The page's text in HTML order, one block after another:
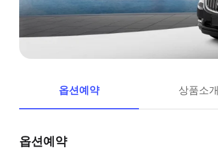
옵션예약 상품소개
옵션예약